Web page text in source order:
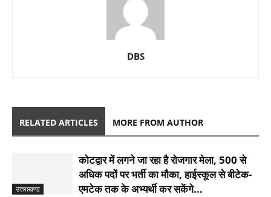
DBS
RELATED ARTICLES MORE FROM AUTHOR
उत्तराखण्ड
कोटद्वार में लगने जा रहा है रोजगार मेला, 500 से
अधिक पदों पर भर्ती का मौका, हाईस्कूल से बीटेक-
एमटेक तक के अभ्यर्थी कर सकेंगे...